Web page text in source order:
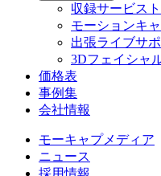
収録サービス
モーションキ
出張ライブサ
3Dフェイシャ
価格表
事例集
会社情報
モーキャプメディア
ニュース
採用情報